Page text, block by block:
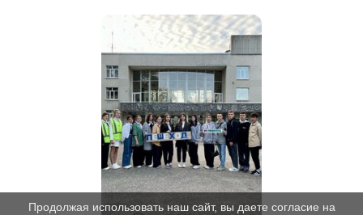
Продолжая использовать наш сайт, вы даете согласие на